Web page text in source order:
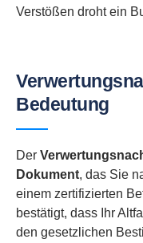
Verstößen droht ein
Bedeutung
Der
Dokument, das Sie
einem zertifizierten
bestätigt, dass Ihr
den gesetzlichen